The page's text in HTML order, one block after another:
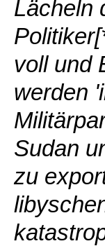
Lächeln
voll und
werden
Sudan
zu